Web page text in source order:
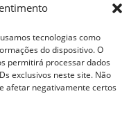
tecnologias como
do dispositivo. O
permitirá processar dados
exclusivos neste site. Não
afetar negativamente certos